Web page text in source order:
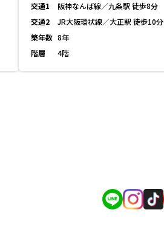
交通1
阪神なんば線／九条駅 徒歩8分
交通2
JR大阪環状線／大正駅 徒歩10分
築年数 8年
階層
4階